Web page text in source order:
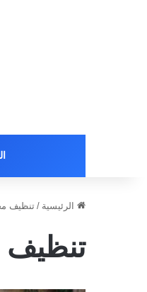
الرئيسية / تنظيف
تنظيف